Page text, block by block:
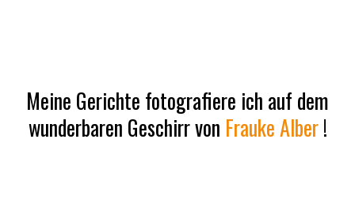
Meine Gerichte fotografiere ich auf dem
wunderbaren Geschirr von Frauke Alber!